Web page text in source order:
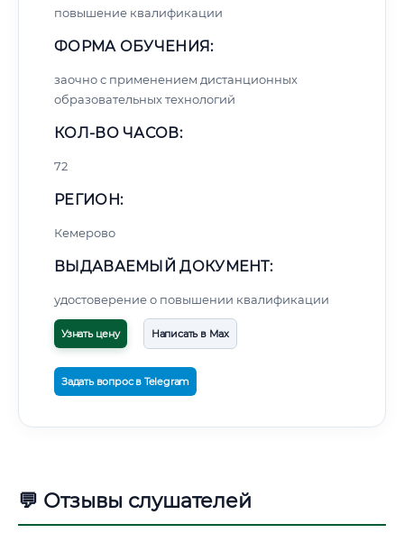
повышение квалификации
ФОРМА ОБУЧЕНИЯ:
заочно с применением дистанционных
образовательных технологий
КОЛ-ВО ЧАСОВ:
72
РЕГИОН:
Кемерово
ВЫДАВАЕМЫЙ ДОКУМЕНТ:
удостоверение о повышении квалификации
Узнать цену Написать в Max
Задать вопрос в Telegram
💬 Отзывы слушателей